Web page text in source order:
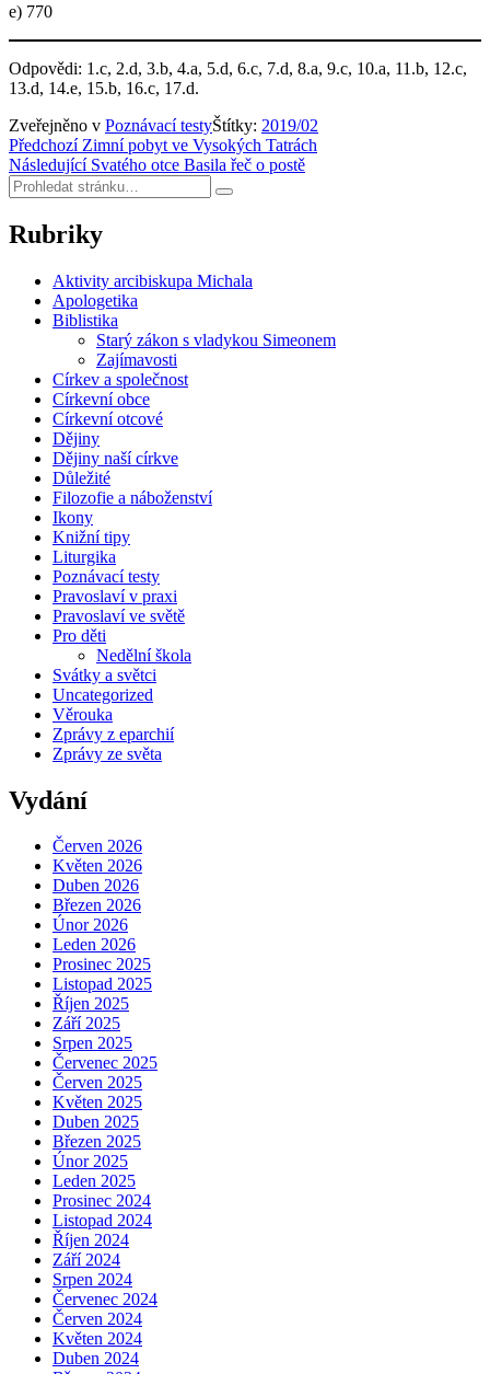
e) 770
Odpovědi: 1.c, 2.d, 3.b, 4.a, 5.d, 6.c, 7.d, 8.a, 9.c, 10.a, 11.b, 12.c,
13.d, 14.e, 15.b, 16.c, 17.d.
Zveřejněno v Poznávací testyŠtítky: 2019/02
Navigace
pro
příspěvek
Předchozí Zimní pobyt ve Vysokých Tatrách
Následující Svatého otce Basila řeč o postě
Hledat:
Hledat
Rubriky
Aktivity arcibiskupa Michala
Apologetika
Biblistika
Starý zákon s vladykou Simeonem
Zajímavosti
Církev a společnost
Církevní obce
Církevní otcové
Dějiny
Dějiny naší církve
Důležité
Filozofie a náboženství
Ikony
Knižní tipy
Liturgika
Poznávací testy
Pravoslaví v praxi
Pravoslaví ve světě
Pro děti
Nedělní škola
Svátky a světci
Uncategorized
Věrouka
Zprávy z eparchií
Zprávy ze světa
Vydání
Červen 2026
Květen 2026
Duben 2026
Březen 2026
Únor 2026
Leden 2026
Prosinec 2025
Listopad 2025
Říjen 2025
Září 2025
Srpen 2025
Červenec 2025
Červen 2025
Květen 2025
Duben 2025
Březen 2025
Únor 2025
Leden 2025
Prosinec 2024
Listopad 2024
Říjen 2024
Září 2024
Srpen 2024
Červenec 2024
Červen 2024
Květen 2024
Duben 2024